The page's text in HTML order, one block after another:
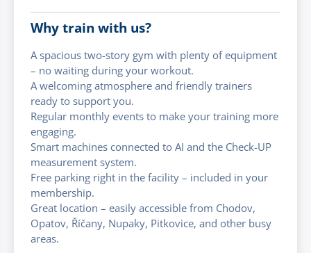
Why train with us?
A spacious two-story gym with plenty of equipment
– no waiting during your workout.
A welcoming atmosphere and friendly trainers
ready to support you.
Regular monthly events to make your training more
engaging.
Smart machines connected to AI and the Check-UP
measurement system.
Free parking right in the facility – included in your
membership.
Great location – easily accessible from Chodov,
Opatov, Říčany, Nupaky, Pitkovice, and other busy
areas.